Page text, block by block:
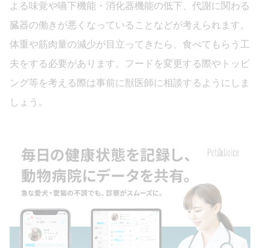
よる味覚や嚥下機能・消化器機能の低下、代謝に関わる
臓器の働きが悪くなっていることなどが考えられます。
体重や筋肉量の減少が目立ってきたら、食べてもらう工
夫をする必要があります。フードを変更する際やトッピ
ング等を考える際は事前に獣医師に相談するようにしま
しょう。